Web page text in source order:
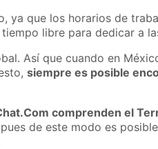
ya que los horarios de
libre para dedicar a
Así que cuando en
siempre es posible
comprenden el
de este modo es